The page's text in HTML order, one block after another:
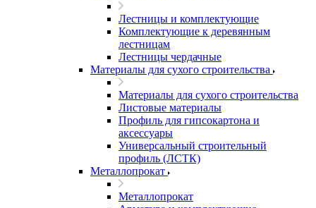
Лестницы и комплектующие
Комплектующие к деревянным
лестницам
Лестницы чердачные
Материалы для сухого строительства
Материалы для сухого строительства
Листовые материалы
Профиль для гипсокартона и
аксессуары
Универсальный строительный
профиль (ЛСТК)
Металлопрокат
Металлопрокат